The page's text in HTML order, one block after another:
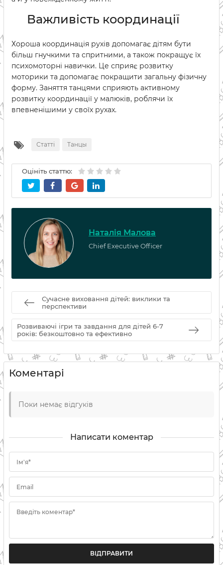
Важливість координації
Хороша координація рухів допомагає дітям бути
більш гнучкими та спритними, а також покращує їх
психомоторні навички. Це сприяє розвитку
моторики та допомагає покращити загальну фізичну
форму. Заняття танцями сприяють активному
розвитку координації у малюків, роблячи їх
впевненішими у своїх рухах.
Статті Танцы
Оцініть статтю:
Наталія Малова
Chief Executive Officer
Сучасне виховання дітей: виклики та
перспективи
Розвиваючі ігри та завдання для дітей 6-7
років: безкоштовно та ефективно
Коментарі
Поки немає відгуків
Написати коментар
Ім'я*
Email
Введіть коментар*
ВІДПРАВИТИ